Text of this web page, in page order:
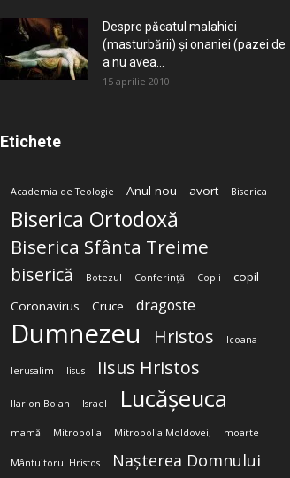
Despre păcatul malahiei
(masturbării) şi onaniei (pazei de
a nu avea...
15 aprilie 2010
Etichete
Academia de Teologie Anul nou avort Biserica
Biserica Ortodoxă
Biserica Sfânta Treime
biserică Botezul Conferință Copii
copil
Coronavirus
Cruce dragoste
Dumnezeu Hristos Icoana
Ierusalim Iisus Iisus Hristos
Ilarion Boian Israel Lucășeuca
mamă Mitropolia Mitropolia Moldovei; moarte
Mântuitorul Hristos Nașterea Domnului